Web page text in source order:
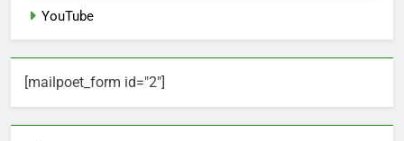
YouTube
[mailpoet_form id="2"]